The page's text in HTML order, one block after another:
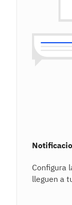
Configura
lleguen a